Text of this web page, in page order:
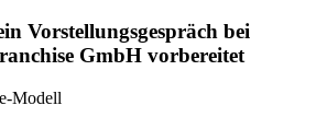
Vorstellungsgespräch bei
GmbH vorbereitet
Modell